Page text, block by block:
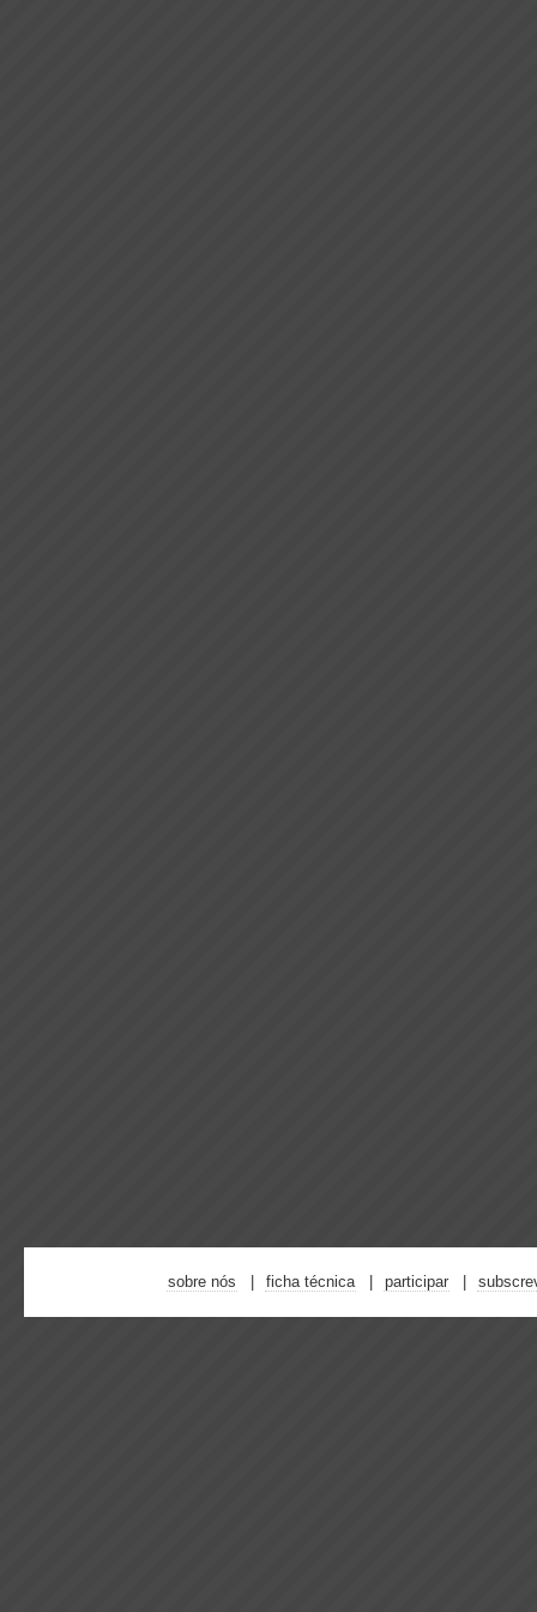
sobre nós ficha técnica participar